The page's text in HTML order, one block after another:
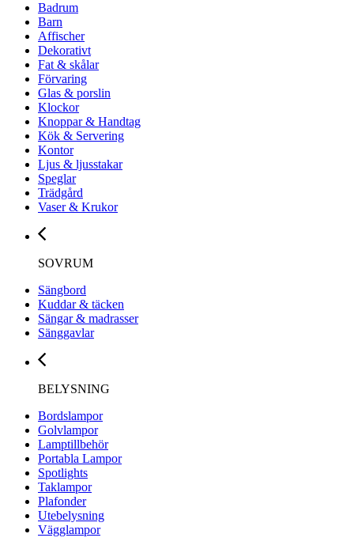
Badrum
Barn
Affischer
Dekorativt
Fat & skålar
Förvaring
Glas & porslin
Klockor
Knoppar & Handtag
Kök & Servering
Kontor
Ljus & ljusstakar
Speglar
Trädgård
Vaser & Krukor
SOVRUM
Sängbord
Kuddar & täcken
Sängar & madrasser
Sänggavlar
BELYSNING
Bordslampor
Golvlampor
Lamptillbehör
Portabla Lampor
Spotlights
Taklampor
Plafonder
Utebelysning
Vägglampor